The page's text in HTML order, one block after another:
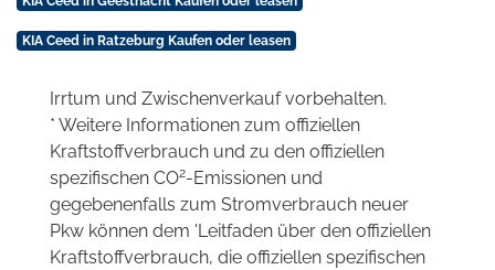
KIA Ceed in Ratzeburg Kaufen oder leasen
Irrtum und Zwischenverkauf vorbehalten.
* Weitere Informationen zum offiziellen
Kraftstoffverbrauch und zu den offiziellen
spezifischen CO2-Emissionen und
gegebenenfalls zum Stromverbrauch neuer
Pkw können dem 'Leitfaden über den offiziellen
Kraftstoffverbrauch, die offiziellen spezifischen